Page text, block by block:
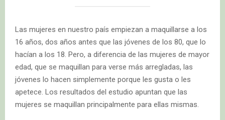
Las mujeres en nuestro país empiezan a maquillarse a los
16 años, dos años antes que las jóvenes de los 80, que lo
hacían a los 18. Pero, a diferencia de las mujeres de mayor
edad, que se maquillan para verse más arregladas, las
jóvenes lo hacen simplemente porque les gusta o les
apetece. Los resultados del estudio apuntan que las
mujeres se maquillan principalmente para ellas mismas.